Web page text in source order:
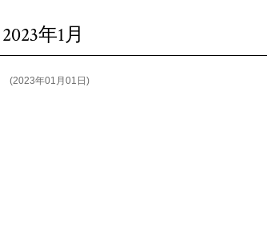
年1月
(2023年01月01日)